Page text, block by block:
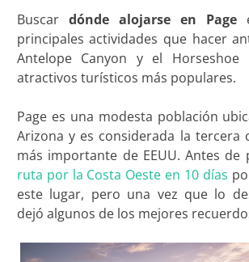
Buscar dónde alojarse en Page
principales actividades que hacer
Antelope Canyon y el Horseshoe
atractivos turísticos más populares.
Page es una modesta población
Arizona y es considerada la tercera
más importante de EEUU. Antes de
ruta por la Costa Oeste en 10 días
este lugar, pero una vez que lo
dejó algunos de los mejores